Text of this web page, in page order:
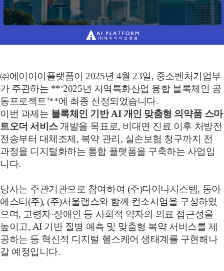
㈜에이아이플랫폼이 2025년 4월 23일, 중소벤처기업부
가 주관하는 **‘2025년 지역특화산업 융합 블록체인 공
동프로젝트’**에 최종 선정되었습니다.
이번 과제는 블록체인 기반 AI 개인 맞춤형 의약품 스마
트오더 서비스개발을 목표로, 비대면 진료 이후 처방전
전송부터 대체조제, 복약 관리, 실손보험 청구까지 전
과정을 디지털화하는 통합 플랫폼을 구축하는 사업입
니다.
당사는 주관기관으로 참여하여 (주)다이나시스템, 동아
에스티(주), (주)서울랩스와 함께 컨소시엄을 구성하였
으며, 고령자·장애인 등 사회적 약자의 의료 접근성을
높이고, AI 기반 질병 예측 및 맞춤형 복약 서비스를 제
공하는 등 혁신적 디지털 헬스케어 생태계를 구현해나
갈 예정입니다.